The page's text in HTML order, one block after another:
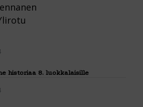
historiaa 8. luokkalaisille